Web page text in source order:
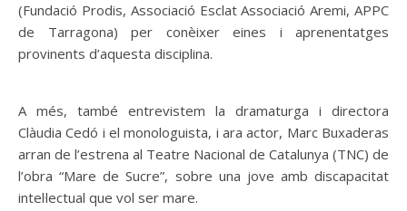
(Fundació Prodis, Associació Esclat Associació Aremi, APPC
de Tarragona) per conèixer eines i aprenentatges
provinents d’aquesta disciplina.
A més, també entrevistem la dramaturga i directora
Clàudia Cedó i el monologuista, i ara actor, Marc Buxaderas
arran de l’estrena al Teatre Nacional de Catalunya (TNC) de
l’obra “Mare de Sucre”, sobre una jove amb discapacitat
intel·lectual que vol ser mare.